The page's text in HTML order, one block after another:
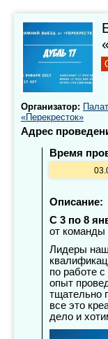
Организатор:
«Перекресток»
Адрес
Время
Описание:
С 3 по 8
от команды
Лидеры
по работе
опыт
тщательно
все это
дело и